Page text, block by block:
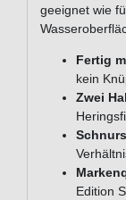
geeignet wie
Fertig
kein
Zwei
Edition